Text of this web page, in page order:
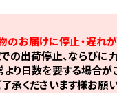
のお届けに停止・遅れが
出荷停止、ならびに
り日数を要する場合が
承くださいます様お願